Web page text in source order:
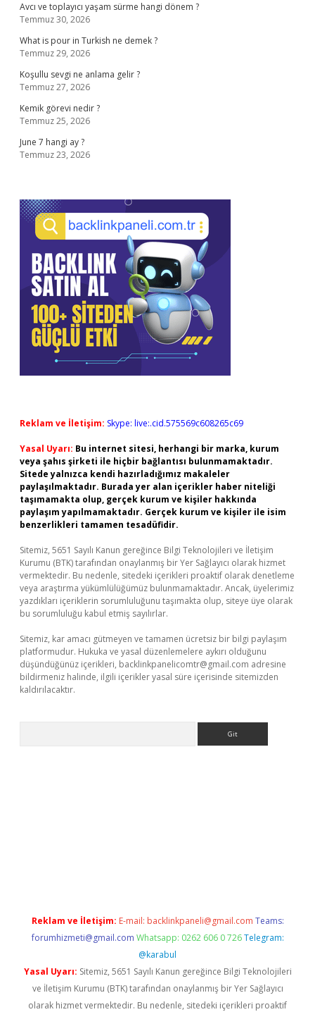
Avcı ve toplayıcı yaşam sürme hangi dönem ?
Temmuz 30, 2026
What is pour in Turkish ne demek ?
Temmuz 29, 2026
Koşullu sevgi ne anlama gelir ?
Temmuz 27, 2026
Kemik görevi nedir ?
Temmuz 25, 2026
June 7 hangi ay ?
Temmuz 23, 2026
Reklam ve İletişim: Skype: live:.cid.575569c608265c69
Yasal Uyarı: Bu internet sitesi, herhangi bir marka, kurum
veya şahıs şirketi ile hiçbir bağlantısı bulunmamaktadır.
Sitede yalnızca kendi hazırladığımız makaleler
paylaşılmaktadır. Burada yer alan içerikler haber niteliği
taşımamakta olup, gerçek kurum ve kişiler hakkında
paylaşım yapılmamaktadır. Gerçek kurum ve kişiler ile isim
benzerlikleri tamamen tesadüfidir.
Sitemiz, 5651 Sayılı Kanun gereğince Bilgi Teknolojileri ve İletişim
Kurumu (BTK) tarafından onaylanmış bir Yer Sağlayıcı olarak hizmet
vermektedir. Bu nedenle, sitedeki içerikleri proaktif olarak denetleme
veya araştırma yükümlülüğümüz bulunmamaktadır. Ancak, üyelerimiz
yazdıkları içeriklerin sorumluluğunu taşımakta olup, siteye üye olarak
bu sorumluluğu kabul etmiş sayılırlar.
Sitemiz, kar amacı gütmeyen ve tamamen ücretsiz bir bilgi paylaşım
platformudur. Hukuka ve yasal düzenlemelere aykırı olduğunu
düşündüğünüz içerikleri, backlinkpanelicomtr@gmail.com adresine
bildirmeniz halinde, ilgili içerikler yasal süre içerisinde sitemizden
kaldırılacaktır.
Reklam ve İletişim: E-mail: backlinkpaneli@gmail.com Teams:
forumhizmeti@gmail.com Whatsapp: 0262 606 0 726 Telegram:
@karabul
Yasal Uyarı: Sitemiz, 5651 Sayılı Kanun gereğince Bilgi Teknolojileri
ve İletişim Kurumu (BTK) tarafından onaylanmış bir Yer Sağlayıcı
olarak hizmet vermektedir. Bu nedenle, sitedeki içerikleri proaktif